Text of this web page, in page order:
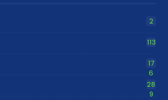
2
113
17
6
28
9